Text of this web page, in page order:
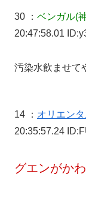
30 ： ベンガル(
20:47:58.01
汚染水飲ませて
14 ： オリエン
20:35:57.24
グエンがか